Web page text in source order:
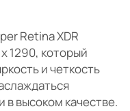
Retina XDR
1290, который
и четкость
высоком качестве.